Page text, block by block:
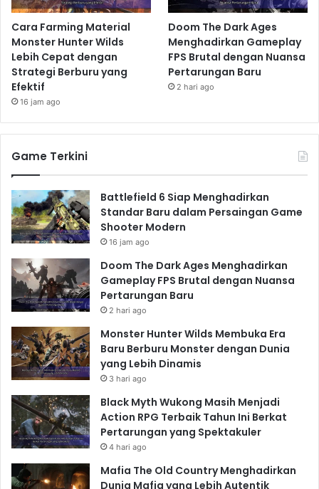
Cara Farming Material
Monster Hunter Wilds
Lebih Cepat dengan
Strategi Berburu yang
Efektif
16 jam ago
Doom The Dark Ages
Menghadirkan Gameplay
FPS Brutal dengan Nuansa
Pertarungan Baru
2 hari ago
Game Terkini
Battlefield 6 Siap Menghadirkan
Standar Baru dalam Persaingan Game
Shooter Modern
16 jam ago
Doom The Dark Ages Menghadirkan
Gameplay FPS Brutal dengan Nuansa
Pertarungan Baru
2 hari ago
Monster Hunter Wilds Membuka Era
Baru Berburu Monster dengan Dunia
yang Lebih Dinamis
3 hari ago
Black Myth Wukong Masih Menjadi
Action RPG Terbaik Tahun Ini Berkat
Pertarungan yang Spektakuler
4 hari ago
Mafia The Old Country Menghadirkan
Dunia Mafia yang Lebih Autentik